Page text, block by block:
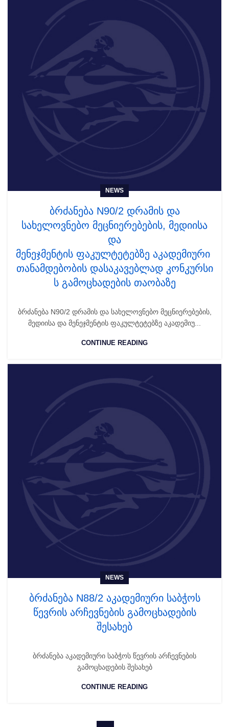
NEWS
ბრძანება N90/2 დრამის და
სახელოვნებო მეცნიერებების, მედიისა
და
მენეჯმენტის ფაკულტეტებზე აკადემიური
თანამდებობის დასაკავებლად კონკურსი
ს გამოცხადების თაობაზე
ბრძანება N90/2 დრამის და სახელოვნებო მეცნიერებების,
მედიისა და მენეჯმენტის ფაკულტეტებზე აკადემიუ...
CONTINUE READING
NEWS
ბრძანება N88/2 აკადემიური საბჭოს
წევრის არჩევნების გამოცხადების
შესახებ
ბრძანება აკადემიური საბჭოს წევრის არჩევნების
გამოცხადების შესახებ
CONTINUE READING